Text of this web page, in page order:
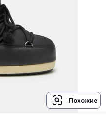
Похожие